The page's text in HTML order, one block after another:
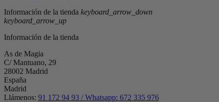
Información de la tienda keyboard_arrow_down
keyboard_arrow_up
Información de la tienda
As de Magia
C/ Mantuano, 29
28002 Madrid
España
Madrid
Llámenos: 91 172 94 93 / Whatsapp: 672 335 976